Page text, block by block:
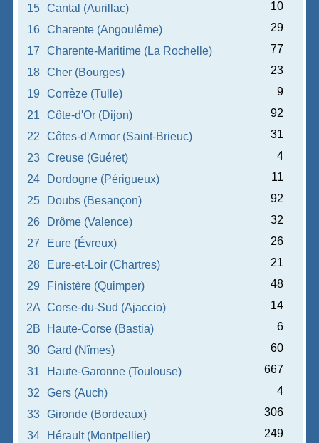
15 Cantal (Aurillac)
10
16
Charente (Angoulême)
29
17
Charente-Maritime (La Rochelle)
77
18
Cher (Bourges)
23
19
Corrèze (Tulle)
9
21
Côte-d'Or (Dijon)
92
22
Côtes-d'Armor (Saint-Brieuc)
31
23
Creuse (Guéret)
4
24
Dordogne (Périgueux)
11
25
Doubs (Besançon)
92
26
Drôme (Valence)
32
27
Eure (Évreux)
26
28
Eure-et-Loir (Chartres)
21
29
Finistère (Quimper)
48
2A Corse-du-Sud (Ajaccio)
14
2B
Haute-Corse (Bastia)
6
30
Gard (Nîmes)
60
31
Haute-Garonne (Toulouse)
667
32
Gers (Auch)
4
33
Gironde (Bordeaux)
306
34
Hérault (Montpellier)
249